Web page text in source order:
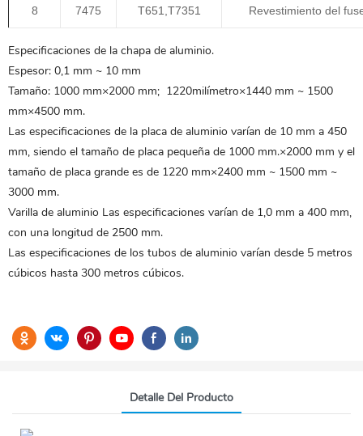
8 7475 T651,T7351 Revestimiento del
Especificaciones de la chapa de aluminio.
Espesor: 0,1 mm ~ 10 mm
Tamaño: 1000 mm×2000 mm; 1220milímetro×1440 mm ~ 1500
mm×4500 mm.
Las especificaciones de la placa de aluminio varían de 10 mm a 450
mm, siendo el tamaño de placa pequeña de 1000 mm.×2000 mm y el
tamaño de placa grande es de 1220 mm×2400 mm ~ 1500 mm ~
3000 mm.
Varilla de aluminio Las especificaciones varían de 1,0 mm a 400 mm,
con una longitud de 2500 mm.
Las especificaciones de los tubos de aluminio varían desde 5 metros
cúbicos hasta 300 metros cúbicos.
Detalle Del Producto